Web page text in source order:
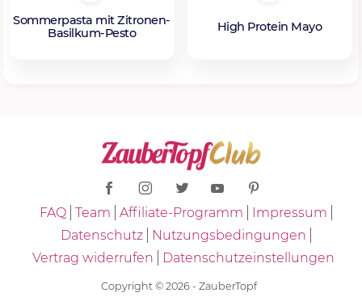
Sommerpasta mit Zitronen-
Basilkum-Pesto
High Protein Mayo
FAQ Team Affiliate-Programm
Impressum
Datenschutz
Nutzungsbedingungen
Vertrag widerrufen
Datenschutzeinstellungen
Copyright © 2026 - ZauberTopf